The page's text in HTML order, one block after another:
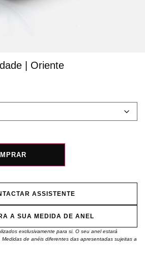
| Oriente
ASSISTENTE
A SUA MEDIDA DE ANEL
exclusivamente para si. O seu anel estará
de anéis diferentes das apresentadas sujeitas a